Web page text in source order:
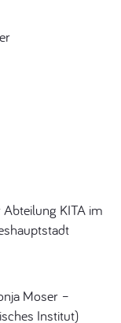
KITA im
Moser –
Institut)